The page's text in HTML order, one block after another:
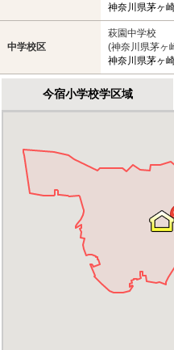
神奈川県茅ヶ
中学校区
萩園中学校
(神奈川県茅ヶ
神奈川県茅ヶ
今宿小学校学区域